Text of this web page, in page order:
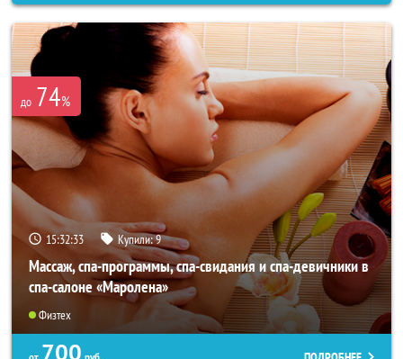
до 74%
15:32:31 Купили:9
Массаж, спа-программы, спа-свидания и спа-девичники в
спа-салоне «Маролена»
Физтех
700